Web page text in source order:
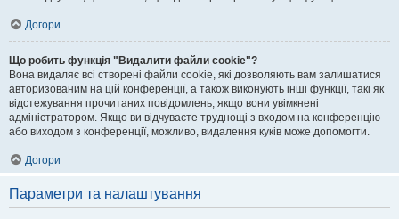
Догори
Що робить функція "Видалити файли cookie"?
Вона видаляє всі створені файли cookie, які дозволяють вам залишатися
авторизованим на цій конференції, а також виконують інші функції, такі як
відстежування прочитаних повідомлень, якщо вони увімкнені
адміністратором. Якщо ви відчуваєте труднощі з входом на конференцію
або виходом з конференції, можливо, видалення куків може допомогти.
Догори
Параметри та налаштування